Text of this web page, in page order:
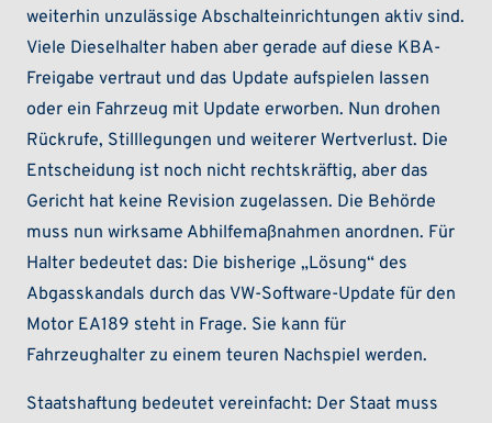
weiterhin unzulässige Abschalteinrichtungen aktiv sind.
Viele Dieselhalter haben aber gerade auf diese KBA-
Freigabe vertraut und das Update aufspielen lassen
oder ein Fahrzeug mit Update erworben. Nun drohen
Rückrufe, Stilllegungen und weiterer Wertverlust. Die
Entscheidung ist noch nicht rechtskräftig, aber das
Gericht hat keine Revision zugelassen. Die Behörde
muss nun wirksame Abhilfemaßnahmen anordnen. Für
Halter bedeutet das: Die bisherige „Lösung“ des
Abgasskandals durch das VW-Software-Update für den
Motor EA189 steht in Frage. Sie kann für
Fahrzeughalter zu einem teuren Nachspiel werden.
Staatshaftung bedeutet vereinfacht: Der Staat muss